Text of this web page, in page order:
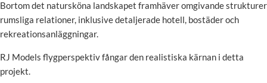
Bortom det natursköna landskapet framhäver omgivande strukturer
rumsliga relationer, inklusive detaljerade hotell, bostäder och
rekreationsanläggningar.
RJ Models flygperspektiv fångar den realistiska kärnan i detta
projekt.